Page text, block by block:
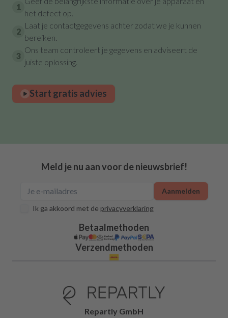
1
het defect op.
2
Laat je contactgegevens achter zodat we je kunnen
bereiken.
3
Ons team controleert je gegevens en adviseert de
juiste oplossing.
Start gratis advies
Meld je nu aan voor de nieuwsbrief!
Ik ga akkoord met de privacyverklaring
Aanmelden
Betaalmethoden
Verzendmethoden
Repartly GmbH